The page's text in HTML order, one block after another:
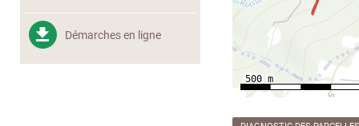
Démarches en ligne